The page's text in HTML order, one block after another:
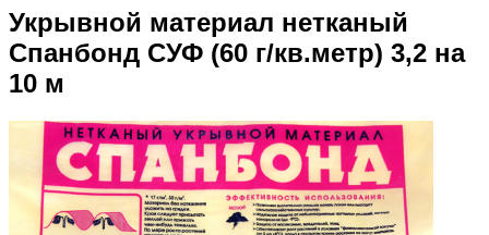
Укрывной материал нетканый
Спанбонд СУФ (60 г/кв.метр) 3,2 на
10 м